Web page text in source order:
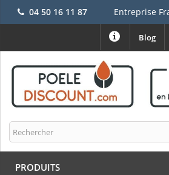
04 50 16 11 87 Entreprise
Blog
PRODUITS